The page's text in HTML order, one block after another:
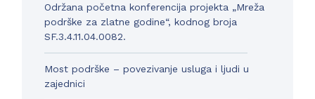
Održana početna konferencija projekta „Mreža
podrške za zlatne godine“, kodnog broja
SF.3.4.11.04.0082.
Most podrške – povezivanje usluga i ljudi u
zajednici